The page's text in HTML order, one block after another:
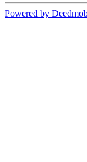
Powered by